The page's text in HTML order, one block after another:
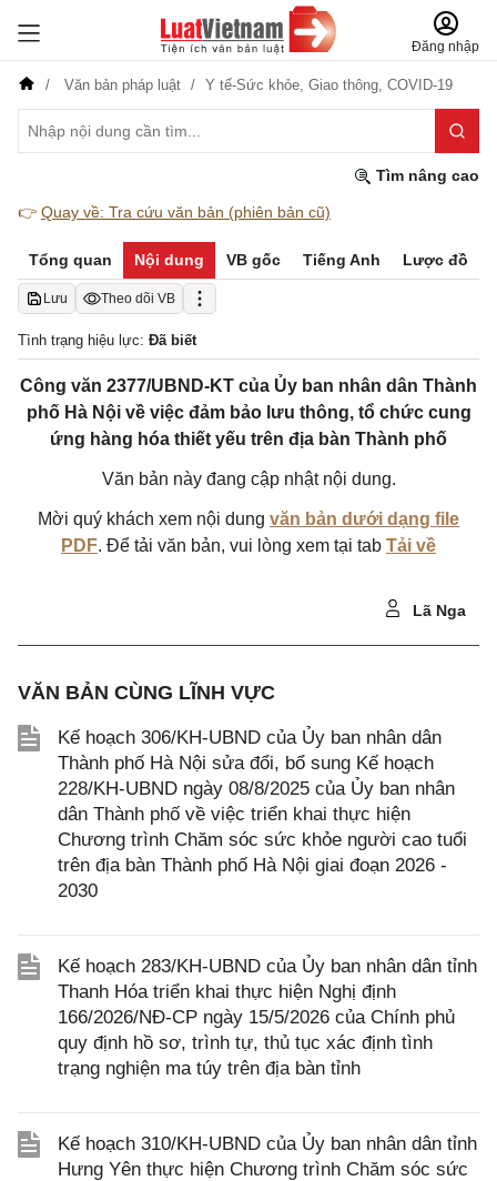
Đăng nhập
Văn bản pháp luật Y tế-Sức khỏe, Giao thông, COVID-19
Tìm nâng cao
👉 Quay về: Tra cứu văn bản (phiên bản cũ)
Tổng quan Nội dung VB gốc Tiếng Anh Lược đồ
Lưu Theo dõi VB
Tình trạng hiệu lực: Đã biết
Công văn 2377/UBND-KT của Ủy ban nhân dân Thành
phố Hà Nội về việc đảm bảo lưu thông, tổ chức cung
ứng hàng hóa thiết yếu trên địa bàn Thành phố
Văn bản này đang cập nhật nội dung.
Mời quý khách xem nội dung văn bản dưới dạng file
PDF. Để tải văn bản, vui lòng xem tại tab Tải về
Lã Nga
VĂN BẢN CÙNG LĨNH VỰC
Kế hoạch 306/KH-UBND của Ủy ban nhân dân
Thành phố Hà Nội sửa đổi, bổ sung Kế hoạch
228/KH-UBND ngày 08/8/2025 của Ủy ban nhân
dân Thành phố về việc triển khai thực hiện
Chương trình Chăm sóc sức khỏe người cao tuổi
trên địa bàn Thành phố Hà Nội giai đoạn 2026 -
2030
Kế hoạch 283/KH-UBND của Ủy ban nhân dân tỉnh
Thanh Hóa triển khai thực hiện Nghị định
166/2026/NĐ-CP ngày 15/5/2026 của Chính phủ
quy định hồ sơ, trình tự, thủ tục xác định tình
trạng nghiện ma túy trên địa bàn tỉnh
Kế hoạch 310/KH-UBND của Ủy ban nhân dân tỉnh
Hưng Yên thực hiện Chương trình Chăm sóc sức